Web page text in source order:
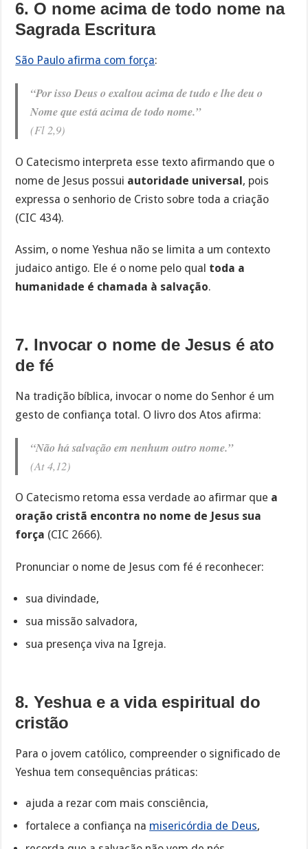
6. O nome acima de todo nome na
Sagrada Escritura
São Paulo afirma com força:
“Por isso Deus o exaltou acima de tudo e lhe deu o
Nome que está acima de todo nome.”
(Fl 2,9)
O Catecismo interpreta esse texto afirmando que o
nome de Jesus possui autoridade universal, pois
expressa o senhorio de Cristo sobre toda a criação
(CIC 434).
Assim, o nome Yeshua não se limita a um contexto
judaico antigo. Ele é o nome pelo qual toda a
humanidade é chamada à salvação.
7. Invocar o nome de Jesus é ato
de fé
Na tradição bíblica, invocar o nome do Senhor é um
gesto de confiança total. O livro dos Atos afirma:
“Não há salvação em nenhum outro nome.”
(At 4,12)
O Catecismo retoma essa verdade ao afirmar que a
oração cristã encontra no nome de Jesus sua
força (CIC 2666).
Pronunciar o nome de Jesus com fé é reconhecer:
sua divindade,
sua missão salvadora,
sua presença viva na Igreja.
8. Yeshua e a vida espiritual do
cristão
Para o jovem católico, compreender o significado de
Yeshua tem consequências práticas:
ajuda a rezar com mais consciência,
fortalece a confiança na misericórdia de Deus,